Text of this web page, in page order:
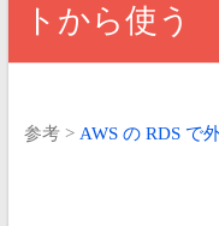
トから使う
参考 > AWS の RDS で